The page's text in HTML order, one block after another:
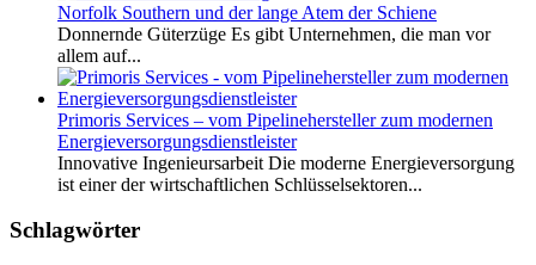
Norfolk Southern und der lange Atem der Schiene
Donnernde Güterzüge Es gibt Unternehmen, die man vor
allem auf...
Primoris Services – vom Pipelinehersteller zum modernen
Energieversorgungsdienstleister
Innovative Ingenieursarbeit Die moderne Energieversorgung
ist einer der wirtschaftlichen Schlüsselsektoren...
Schlagwörter